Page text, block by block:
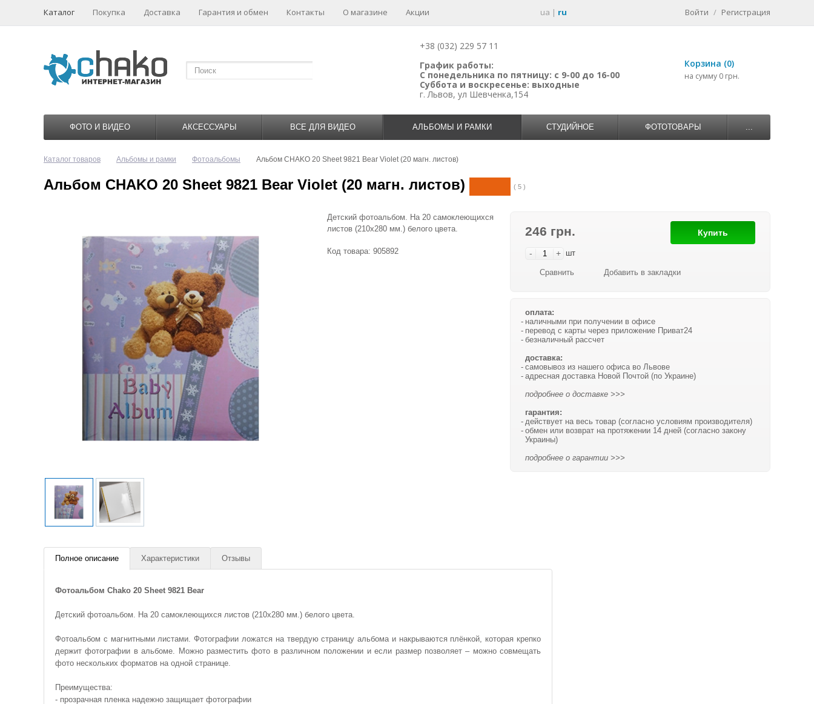
Каталог Покупка Доставка Гарантия и обмен Контакты О магазине Акции ua | ru Войти / Регистрация
+38 (032) 229 57 11
График работы:
С понедельника по пятницу: с 9-00 до 16-00
Суббота и воскресенье: выходные
г. Львов, ул Шевченка,154
Корзина (0)
на сумму 0 грн.
ФОТО И ВИДЕО АКСЕССУАРЫ ВСЕ ДЛЯ ВИДЕО АЛЬБОМЫ И РАМКИ СТУДИЙНОЕ ФОТОТОВАРЫ ...
Каталог товаров Альбомы и рамки Фотоальбомы Альбом CHAKO 20 Sheet 9821 Bear Violet (20 магн. листов)
Альбом CHAKO 20 Sheet 9821 Bear Violet (20 магн. листов) ( 5 )
246 грн.
- + шт
Купить
Сравнить Добавить в закладки
оплата:
наличными при получении в офисе
перевод с карты через приложение Приват24
безналичный рассчет
доставка:
самовывоз из нашего офиса во Львове
адресная доставка Новой Почтой (по Украине)
подробнее о доставке >>>
гарантия:
действует на весь товар (согласно условиям производителя)
обмен или возврат на протяжении 14 дней (согласно закону
Украины)
подробнее о гарантии >>>
Детский фотоальбом. На 20 самоклеющихся
листов (210х280 мм.) белого цвета.
Код товара: 905892
Полное описание Характеристики Отзывы
Фотоальбом Chako 20 Sheet 9821 Bear
Детский фотоальбом. На 20 самоклеющихся листов (210х280 мм.) белого цвета.
Фотоальбом с магнитными листами. Фотографии ложатся на твердую страницу альбома и накрываются плёнкой, которая крепко
держит фотографии в альбоме. Можно разместить фото в различном положении и если размер позволяет – можно совмещать
фото нескольких форматов на одной странице.
Преимущества:
- прозрачная пленка надежно защищает фотографии